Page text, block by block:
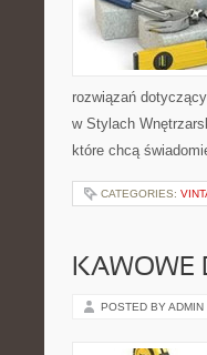
rozwiązań
w Stylach
które chcą
CATEGORIES:
KAWOWE
POSTED BY ADMIN